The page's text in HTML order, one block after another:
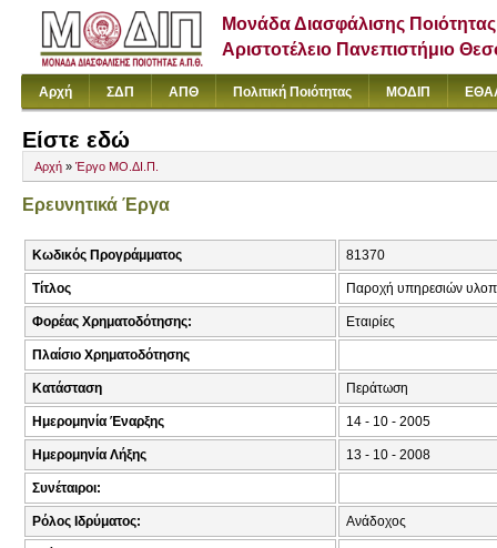
Μονάδα Διασφάλισης Ποιότητας
Αριστοτέλειο Πανεπιστήμιο
Αρχή ΣΔΠ ΑΠΘ Πολιτική Ποιότητας ΜΟΔΙΠ
Είστε εδώ
Αρχή » Έργο ΜΟ.ΔΙ.Π.
Ερευνητικά Έργα
Κωδικός Προγράμματος 81370
Τίτλος Παροχή υπηρεσιών
Φορέας Χρηματοδότησης: Εταιρίες
Πλαίσιο Χρηματοδότησης
Κατάσταση Περάτωση
Ημερομηνία Έναρξης 14 - 10 - 2005
Ημερομηνία Λήξης 13 - 10 - 2008
Συνέταιροι:
Ρόλος Ιδρύματος: Ανάδοχος